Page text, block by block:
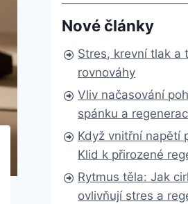
Nové články
Stres, krevní tlak a
rovnováhy
Vliv načasování
spánku a
Když vnitřní napětí
Klid k přirozené
Rytmus těla: Jak
ovlivňují stres a